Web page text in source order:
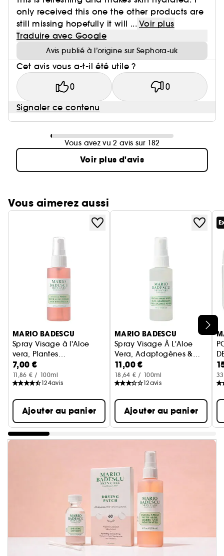
only received this one the other products are
still missing hopefully it will ... Voir plus
Traduire avec Google
Avis publié à l’origine sur Sephora-uk
Cet avis vous a-t-il été utile ?
0 0
Signaler ce contenu
Vous avez vu 2 avis sur 182
Voir plus d'avis
Vous aimerez aussi
Ignorer le carrousel produits
MARIO BADESCU
Spray Visage à l'Aloe
vera, Plantes
aromatiques et Eau de
rose
Format Voyage
7,00 €
11,86 € / 100ml
124avis
Ajouter au panier
MARIO BADESCU
Spray Visage À L'Aloe
Vera, Adaptogènes &
Eau De Coco
11,00 €
18,64 € / 100ml
12avis
Ajouter au panier